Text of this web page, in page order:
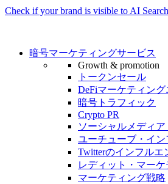
Check if your brand is visible to AI Search
暗号マーケティングサービス
Growth & promotion
トークンセール
DeFiマーケティン
暗号トラフィック
Crypto PR
ソーシャルメディ
ユーチューブ・イ
Twitterのインフルエ
レディット・マー
マーケティング戦略